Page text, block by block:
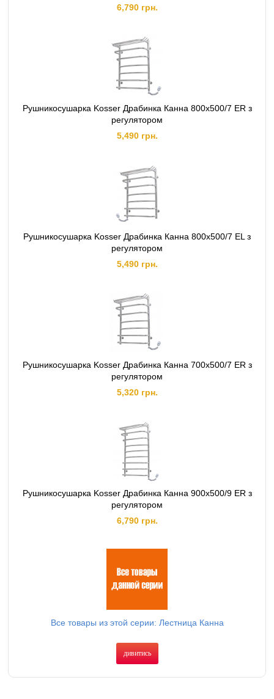
6,790 грн.
Рушникосушарка Kosser Драбинка Канна 800х500/7 ER з
регулятором
5,490 грн.
Рушникосушарка Kosser Драбинка Канна 800х500/7 EL з
регулятором
5,490 грн.
Рушникосушарка Kosser Драбинка Канна 700х500/7 ER з
регулятором
5,320 грн.
Рушникосушарка Kosser Драбинка Канна 900х500/9 ER з
регулятором
6,790 грн.
Все товары из этой серии: Лестница Канна
дивитись